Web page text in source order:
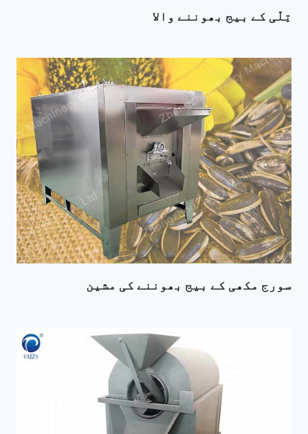
تِلّی کے بیج بھوننے والا
سورج مکھی کے بیج بھوننے کی مشین